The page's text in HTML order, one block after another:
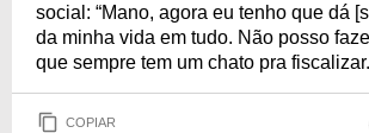
social: “Mano, agora eu tenho que dá
da minha vida em tudo. Não posso
que sempre tem um chato pra
COPIAR